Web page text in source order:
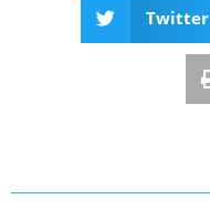
Twitter